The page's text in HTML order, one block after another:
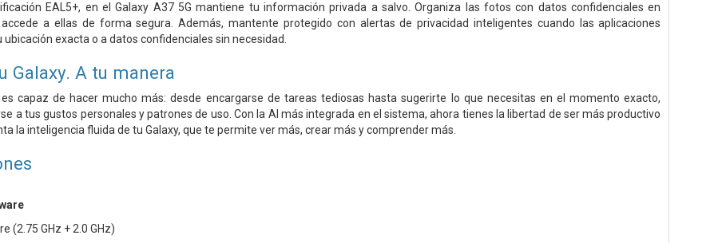
EAL5+, en el Galaxy A37 5G mantiene tu información privada a salvo. Organiza las fotos con datos confidenciales en
a ellas de forma segura. Además, mantente protegido con alertas de privacidad inteligentes cuando las aplicaciones
exacta o a datos confidenciales sin necesidad.
Galaxy. A tu manera
es capaz de hacer mucho más: desde encargarse de tareas tediosas hasta sugerirte lo que necesitas en el momento exacto,
a tus gustos personales y patrones de uso. Con la AI más integrada en el sistema, ahora tienes la libertad de ser más productivo
la inteligencia fluida de tu Galaxy, que te permite ver más, crear más y comprender más.
(2.75 GHz + 2.0 GHz)